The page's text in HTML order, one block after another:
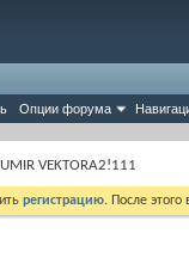
Опции форума
VEKTORA2!111
регистрацию. После